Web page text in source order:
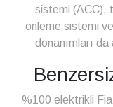
sistemi (ACC),
önleme sistemi
donanımları
%100 elektrikli